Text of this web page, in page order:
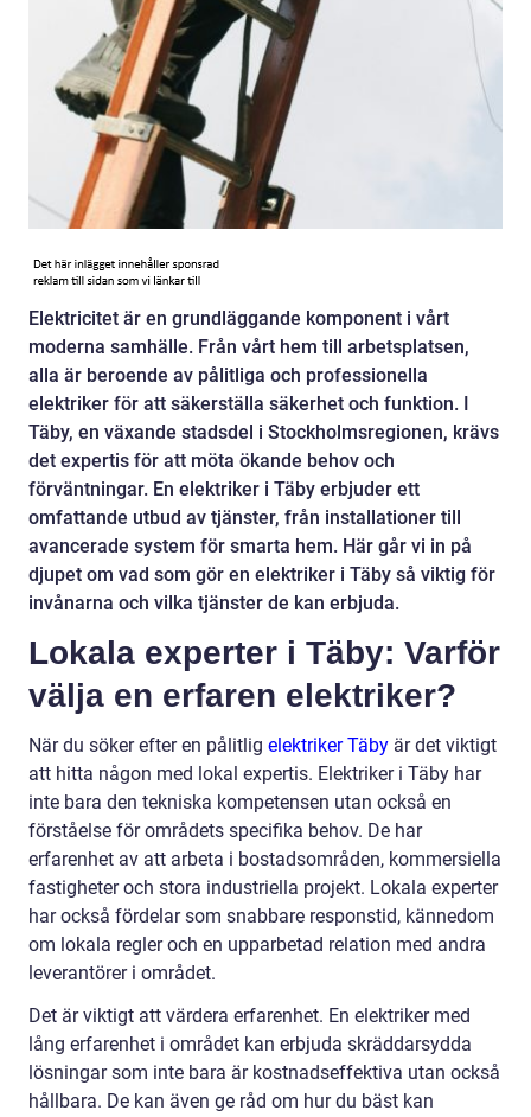
Elektricitet är en grundläggande komponent i vårt
moderna samhälle. Från vårt hem till arbetsplatsen,
alla är beroende av pålitliga och professionella
elektriker för att säkerställa säkerhet och funktion. I
Täby, en växande stadsdel i Stockholmsregionen, krävs
det expertis för att möta ökande behov och
förväntningar. En elektriker i Täby erbjuder ett
omfattande utbud av tjänster, från installationer till
avancerade system för smarta hem. Här går vi in på
djupet om vad som gör en elektriker i Täby så viktig för
invånarna och vilka tjänster de kan erbjuda.
Lokala experter i Täby: Varför
välja en erfaren elektriker?
När du söker efter en pålitlig elektriker Täby är det viktigt
att hitta någon med lokal expertis. Elektriker i Täby har
inte bara den tekniska kompetensen utan också en
förståelse för områdets specifika behov. De har
erfarenhet av att arbeta i bostadsområden, kommersiella
fastigheter och stora industriella projekt. Lokala experter
har också fördelar som snabbare responstid, kännedom
om lokala regler och en upparbetad relation med andra
leverantörer i området.
Det är viktigt att värdera erfarenhet. En elektriker med
lång erfarenhet i området kan erbjuda skräddarsydda
lösningar som inte bara är kostnadseffektiva utan också
hållbara. De kan även ge råd om hur du bäst kan